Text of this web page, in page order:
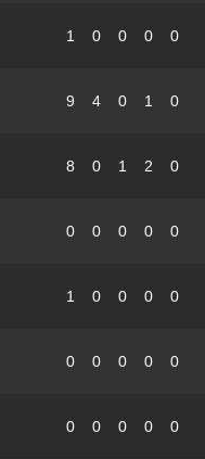
1 0 0 0 0
9 4 0 1 0
8 0 1 2 0
0 0 0 0 0
1 0 0 0 0
0 0 0 0 0
0 0 0 0 0